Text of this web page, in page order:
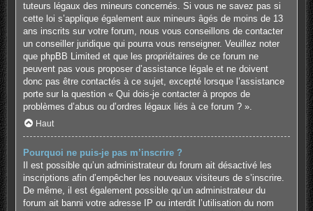
tuteurs légaux des mineurs concernés. Si vous ne savez pas si
cette loi s’applique également aux mineurs âgés de moins de 13
ans inscrits sur votre forum, nous vous conseillons de contacter
un conseiller juridique qui pourra vous renseigner. Veuillez noter
que phpBB Limited et que les propriétaires de ce forum ne
peuvent pas vous proposer d’assistance légale et ne doivent
donc pas être contactés à ce sujet, excepté lorsque l’assistance
porte sur la question « Qui dois-je contacter à propos de
problèmes d’abus ou d’ordres légaux liés à ce forum ? ».
Haut
Pourquoi ne puis-je pas m’inscrire ?
Il est possible qu’un administrateur du forum ait désactivé les
inscriptions afin d’empêcher les nouveaux visiteurs de s’inscrire.
De même, il est également possible qu’un administrateur du
forum ait banni votre adresse IP ou interdit l’utilisation du nom